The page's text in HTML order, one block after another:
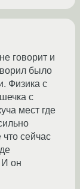
говорит и
было
Физика с
с
мест где
сейчас
И он